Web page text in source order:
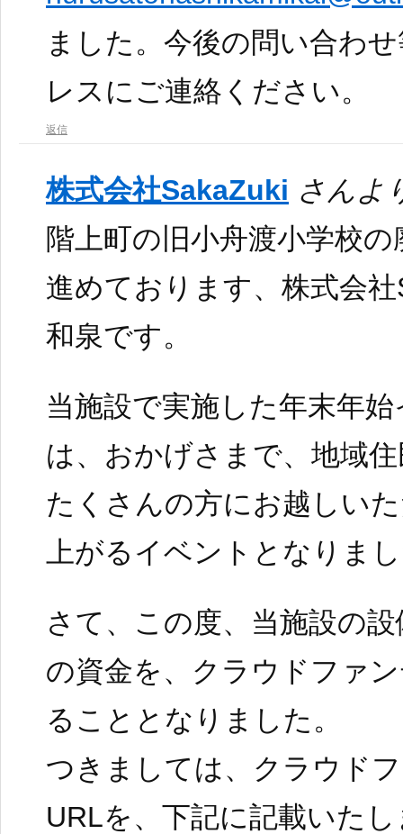
ました。今後の問い合わ
レスにご連絡ください。
返信
株式会社SakaZuki さんよ
階上町の旧小舟渡小学校
進めております、株式会
和泉です。
当施設で実施した年末年
は、おかげさまで、地域
たくさんの方にお越しい
上がるイベントとなりま
さて、この度、当施設の
の資金を、クラウドファ
ることとなりました。
つきましては、クラウド
URLを、下記に記載いた